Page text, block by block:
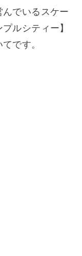
でいるスケー
ルシティー】
です。